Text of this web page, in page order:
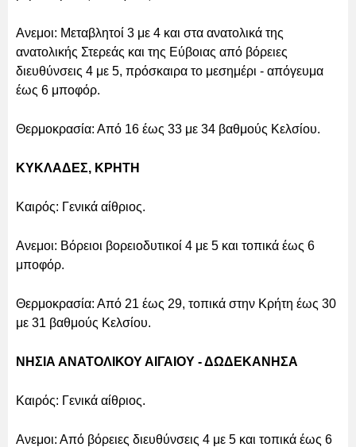
Ανεμοι: Μεταβλητοί 3 με 4 και στα ανατολικά της
ανατολικής Στερεάς και της Εύβοιας από βόρειες
διευθύνσεις 4 με 5, πρόσκαιρα το μεσημέρι - απόγευμα
έως 6 μποφόρ.
Θερμοκρασία: Από 16 έως 33 με 34 βαθμούς Κελσίου.
ΚΥΚΛΑΔΕΣ, ΚΡΗΤΗ
Καιρός: Γενικά αίθριος.
Ανεμοι: Βόρειοι βορειοδυτικοί 4 με 5 και τοπικά έως 6
μποφόρ.
Θερμοκρασία: Από 21 έως 29, τοπικά στην Κρήτη έως 30
με 31 βαθμούς Κελσίου.
ΝΗΣΙΑ ΑΝΑΤΟΛΙΚΟΥ ΑΙΓΑΙΟΥ - ΔΩΔΕΚΑΝΗΣΑ
Καιρός: Γενικά αίθριος.
Ανεμοι: Από βόρειες διευθύνσεις 4 με 5 και τοπικά έως 6